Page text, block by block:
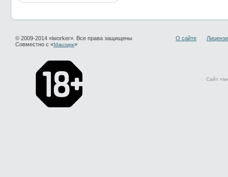
© 2009-2014 «iworker». Все права защищены
Совместно с «Макспарк»
О сайте
Сайт